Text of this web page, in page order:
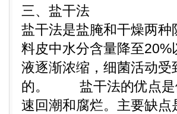
三、盐干法
盐干法是盐腌和干燥两
料皮中水分含量降至
液逐渐浓缩，细菌活动
的。 盐干法的优点是
速回潮和腐烂。主要缺